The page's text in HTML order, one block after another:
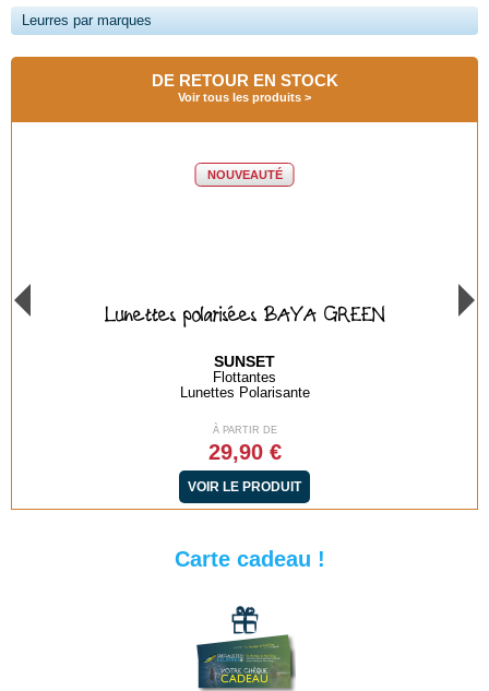
Leurres par marques
DE RETOUR EN STOCK
Voir tous les produits
NOUVEAUTÉ
Lunettes polarisées BAYA GREEN
SUNSET
Flottantes
Lunettes Polarisante
À PARTIR DE
29,90 €
VOIR LE PRODUIT
Carte cadeau !